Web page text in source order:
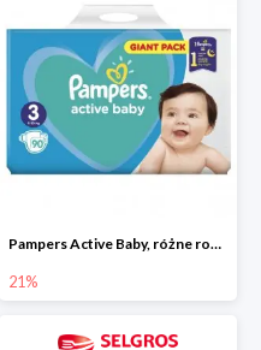
Pampers Active Baby, różne rodzaje
21%